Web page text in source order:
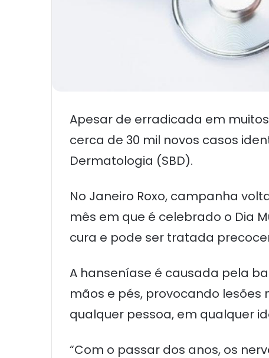
Apesar de erradicada em
cerca de 30 mil novos casos
Dermatologia (SBD).
No Janeiro Roxo, campanha
mês em que é celebrado o Dia
cura e pode ser tratada
A hanseníase é causada pela
mãos e pés, provocando
qualquer pessoa, em qualquer
“Com o passar dos anos, os